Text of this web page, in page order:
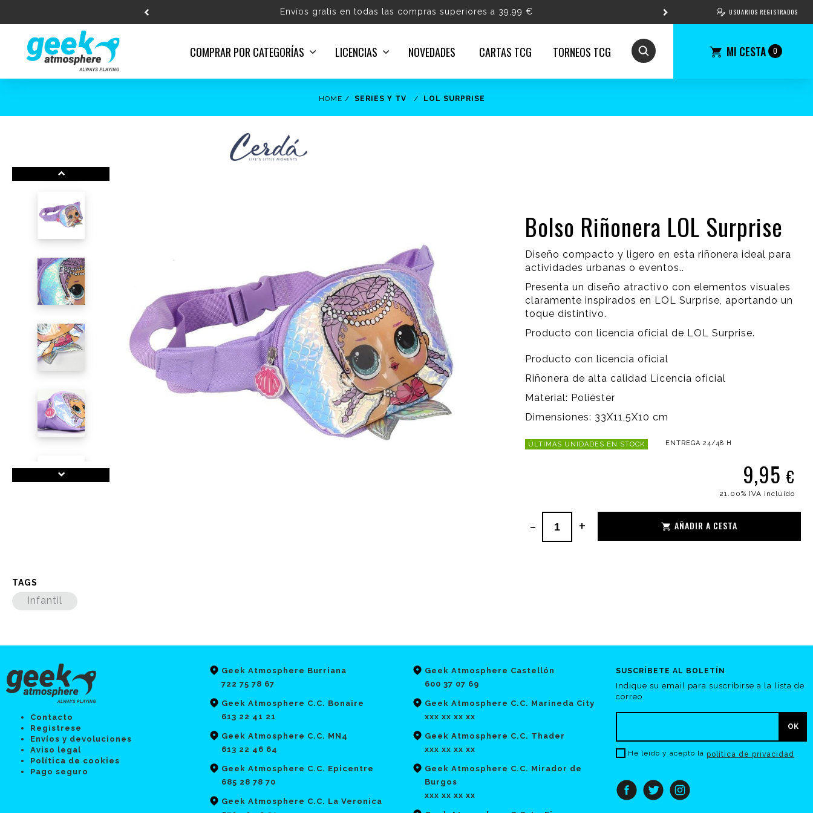
Envíos gratis en todas las compras superiores a 39,99 €
MI CESTA 0
USUARIOS REGISTRADOS
COMPRAR POR CATEGORÍAS LICENCIAS NOVEDADES CARTAS TCG TORNEOS TCG
HOME SERIES Y TV LOL SURPRISE
Bolso Riñonera LOL Surprise
Diseño compacto y ligero en esta riñonera ideal para
actividades urbanas o eventos..
Presenta un diseño atractivo con elementos visuales
claramente inspirados en LOL Surprise, aportando un
toque distintivo.
Producto con licencia oficial de LOL Surprise.
Producto con licencia oficial
Riñonera de alta calidad Licencia oficial
Material: Poliéster
Dimensiones: 33X11,5X10 cm
ÚLTIMAS UNIDADES EN STOCK ENTREGA 24/48 H
9,95 €
21.00% IVA incluido
- + AÑADIR A CESTA
TAGS
Infantil
Contacto
Regístrese
Envíos y devoluciones
Aviso legal
Política de cookies
Pago seguro
Geek Atmosphere Burriana
722 75 78 67
Geek Atmosphere C.C. Bonaire
613 22 41 21
Geek Atmosphere C.C. MN4
613 22 46 64
Geek Atmosphere C.C. Epicentre
685 28 78 70
Geek Atmosphere C.C. La Veronica
Geek Atmosphere Castellón
600 37 07 69
Geek Atmosphere C.C. Marineda City
xxx xx xx xx
Geek Atmosphere C.C. Thader
xxx xx xx xx
Geek Atmosphere C.C. Mirador de
Burgos
xxx xx xx xx
SUSCRÍBETE AL BOLETÍN
Indique su email para suscribirse a la lista de
correo
He leído y acepto la política de privacidad